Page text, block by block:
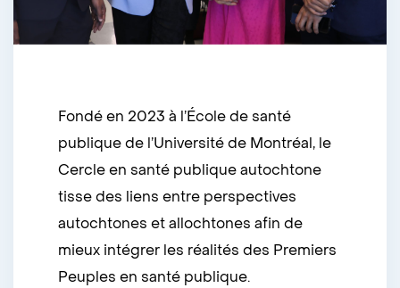
Fondé en 2023 à l’École de santé
publique de l’Université de Montréal, le
Cercle en santé publique autochtone
tisse des liens entre perspectives
autochtones et allochtones afin de
mieux intégrer les réalités des Premiers
Peuples en santé publique.